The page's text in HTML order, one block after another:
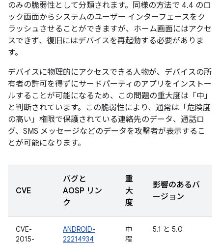
のみの脆弱性として分類されます。同様の方法で 4.4 のロ
ック画面からシステムのユーザー インターフェースをク
ラッシュさせることができますが、ホーム画面にはアクセ
スできず、復旧にはデバイスを再起動する必要がありま
す。
デバイスに物理的にアクセスできる人物が、デバイスの所
有者の許可を得ずにサードパーティのアプリをインストー
ルすることが可能になるため、この問題の重大度は「中」
と判断されています。この脆弱性により、通常は「危険度
の高い」権限で保護されている連絡先のデータ、通話ロ
グ、SMS メッセージなどのデータを攻撃者が表示するこ
とが可能になります。
CVE
バグと
AOSP リン
ク
重
大
度
影響のあるバ
ージョン
CVE-
2015-
ANDROID-
22214934
中
程
5.1 と 5.0